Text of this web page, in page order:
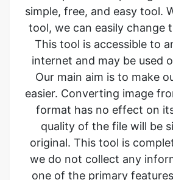
internet and may be used
Our main aim is to make
easier. Converting image
format has no effect on
quality of the file will be
original. This tool is
we do not collect any
one of the primary
image converter. We
we convert is of the
quality.